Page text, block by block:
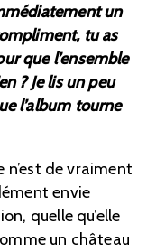
un
tu as
que l’ensemble
? Je lis un peu
l’album tourne
n’est de vraiment
envie
quelle qu’elle
un château